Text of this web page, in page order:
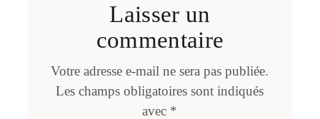
Laisser un
commentaire
Votre adresse e-mail ne sera pas publiée.
Les champs obligatoires sont indiqués
avec *